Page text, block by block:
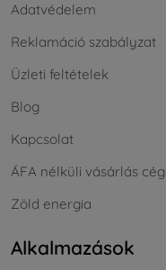
Adatvédelem
Reklamáció szabályzat
Üzleti feltételek
Blog
Kapcsolat
ÁFA nélküli vásárlás
Zöld energia
Alkalmazások